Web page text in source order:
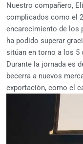
Nuestro compañero,
complicados como el
encarecimiento de los
ha podido superar
sitúan en torno a los 5
Durante la jornada es
becerra a nuevos
exportación, como el